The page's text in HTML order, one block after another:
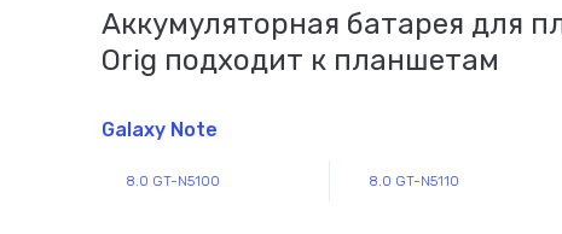
Аккумуляторная батарея для
Orig подходит к планшетам
Galaxy Note
8.0 GT-N5100 8.0 GT-N5110